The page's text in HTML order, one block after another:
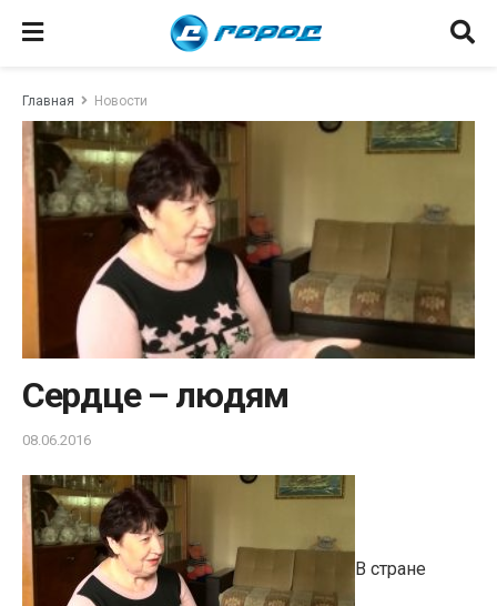
Главная Новости
Сердце – людям
08.06.2016
В стране